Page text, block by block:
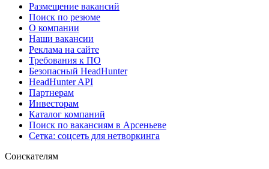
Размещение вакансий
Поиск по резюме
О компании
Наши вакансии
Реклама на сайте
Требования к ПО
Безопасный HeadHunter
HeadHunter API
Партнерам
Инвесторам
Каталог компаний
Поиск по вакансиям в Арсеньеве
Сетка: соцсеть для нетворкинга
Соискателям